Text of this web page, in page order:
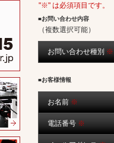
"※" は必須項目です。
■お問い合わせ内容
（複数選択可能）
お問い合わせ種別 ※
■お客様情報
お名前 ※
電話番号 ※